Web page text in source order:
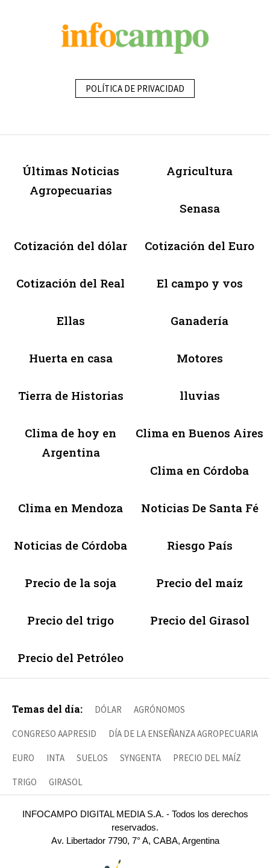
POLÍTICA DE PRIVACIDAD
Últimas Noticias
Agropecuarias
Agricultura
Senasa
Cotización del dólar Cotización del Euro
Cotización del Real El campo y vos
Ellas Ganadería
Huerta en casa Motores
Tierra de Historias lluvias
Clima de hoy en
Argentina
Clima en Buenos Aires
Clima en Córdoba
Clima en Mendoza Noticias De Santa Fé
Noticias de Córdoba Riesgo País
Precio de la soja Precio del maíz
Precio del trigo Precio del Girasol
Precio del Petróleo
Temas del día: DÓLAR AGRÓNOMOS
CONGRESO AAPRESID DÍA DE LA ENSEÑANZA AGROPECUARIA
EURO INTA SUELOS SYNGENTA PRECIO DEL MAÍZ
TRIGO GIRASOL
INFOCAMPO DIGITAL MEDIA S.A. - Todos los derechos
reservados.
Av. Libertador 7790, 7° A, CABA, Argentina